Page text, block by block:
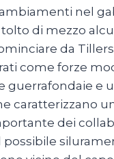
nel
di mezzo
da
come forze
guerrafondaie e
caratterizzano
dei
possibile